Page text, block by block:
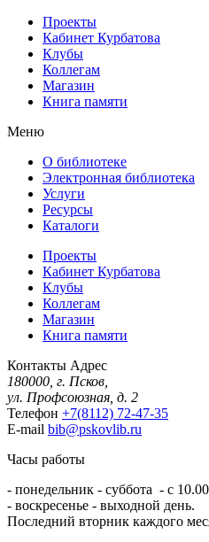
Проекты
Кабинет Курбатова
Клубы
Коллегам
Магазин
Книга памяти
Меню
О библиотеке
Электронная библиотека
Услуги
Ресурсы
Каталоги
Проекты
Кабинет Курбатова
Клубы
Коллегам
Магазин
Книга памяти
Контакты Адрес
180000, г. Псков,
ул. Профсоюзная, д. 2
Телефон +7(8112) 72-47-35
E-mail bib@pskovlib.ru
Часы работы
- понедельник - суббота - с
- воскресенье - выходной день.
Последний вторник каждого